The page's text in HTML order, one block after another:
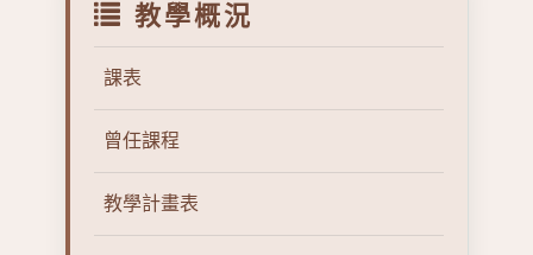
教學概況
課表
曾任課程
教學計畫表